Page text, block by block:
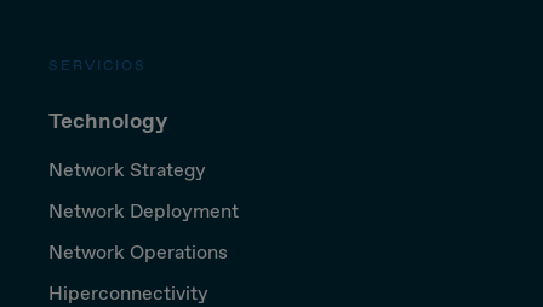
SERVICIOS
Technology
Network Strategy
Network Deployment
Network Operations
Hiperconnectivity